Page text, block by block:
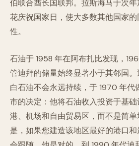
伯联合酋长国联邦。拉斯海马于次年
花庆祝国家日，使大多数其他国家的
性。
石油于 1958 年在阿布扎比发现，
管迪拜的储量始终显著小于其邻国。
白石油不会永远持续，于 1970 年代
市的决定：他将石油收入投资于基础
港、机场和自由贸易区，而不是简单
是，如果您建造该地区最好的港口和